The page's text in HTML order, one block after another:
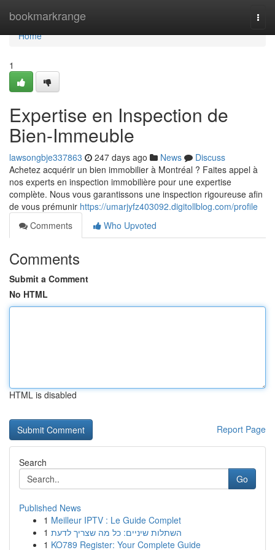
bookmarkrange
Home
Home
1
Expertise en Inspection de
Bien-Immeuble
lawsongbje337863 247 days ago News
Discuss
Achetez acquérir un bien immobilier à Montréal ? Faites appel à
nos experts en inspection immobilière pour une expertise
complète. Nous vous garantissons une inspection rigoureuse afin
de vous prémunir https://umarjyfz403092.digitollblog.com/profile
Comments
Who Upvoted
Comments
Submit a Comment
No HTML
HTML is disabled
Report Page
Search
Go
Published News
1 Meilleur IPTV : Le Guide Complet
1 השתלות שיניים: כל מה שצריך לדעת
1 KO789 Register: Your Complete Guide